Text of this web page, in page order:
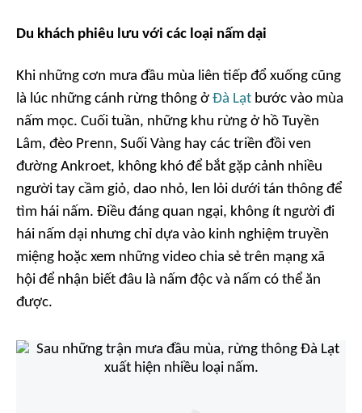
Du khách phiêu lưu với các loại nấm dại
Khi những cơn mưa đầu mùa liên tiếp đổ xuống cũng
là lúc những cánh rừng thông ở Đà Lạt bước vào mùa
nấm mọc. Cuối tuần, những khu rừng ở hồ Tuyền
Lâm, đèo Prenn, Suối Vàng hay các triền đồi ven
đường Ankroet, không khó để bắt gặp cảnh nhiều
người tay cầm giỏ, dao nhỏ, len lỏi dưới tán thông để
tìm hái nấm. Điều đáng quan ngại, không ít người đi
hái nấm dại nhưng chỉ dựa vào kinh nghiệm truyền
miệng hoặc xem những video chia sẻ trên mạng xã
hội để nhận biết đâu là nấm độc và nấm có thể ăn
được.